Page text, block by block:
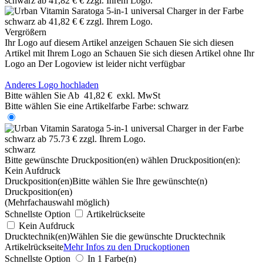
Vergrößern
Ihr Logo auf diesem Artikel anzeigen Schauen Sie sich diesen
Artikel mit Ihrem Logo an Schauen Sie sich diesen Artikel ohne Ihr
Logo an Der Logoview ist leider nicht verfügbar
Anderes Logo hochladen
Bitte wählen Sie Ab 41,82 € exkl. MwSt
Bitte wählen Sie eine Artikelfarbe Farbe: schwarz
schwarz
Bitte gewünschte Druckposition(en) wählen Druckposition(en):
Kein Aufdruck
Druckposition(en)Bitte wählen Sie Ihre gewünschte(n)
Druckposition(en)
(Mehrfachauswahl möglich)
Schnellste Option
Artikelrückseite
Kein Aufdruck
Drucktechnik(en)Wählen Sie die gewünschte Drucktechnik
ArtikelrückseiteMehr Infos zu den Druckoptionen
Schnellste Option
In 1 Farbe(n)